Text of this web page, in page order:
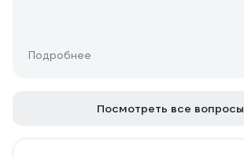
Подробнее
Посмотреть все вопросы